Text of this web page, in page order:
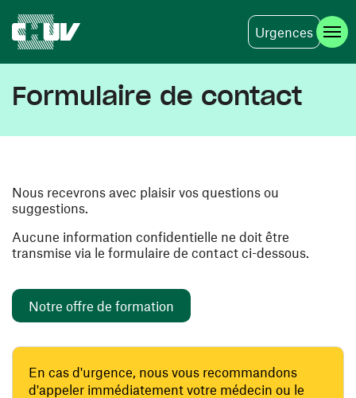
Urgences
Formulaire de contact
Nous recevrons avec plaisir vos questions ou
suggestions.
Aucune information confidentielle ne doit être
transmise via le formulaire de contact ci-dessous.
Notre offre de formation
En cas d'urgence, nous vous recommandons
d'appeler immédiatement votre médecin ou le